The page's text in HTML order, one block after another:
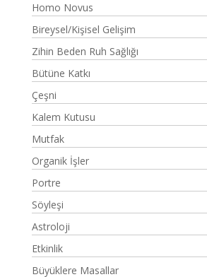
Homo Novus
Bireysel/Kişisel Gelişim
Zihin Beden Ruh Sağlığı
Bütüne Katkı
Çeşni
Kalem Kutusu
Mutfak
Organik İşler
Portre
Söyleşi
Astroloji
Etkinlik
Büyüklere Masallar